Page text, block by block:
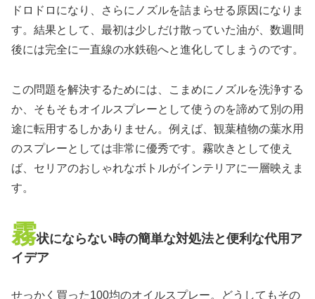
ドロドロになり、さらにノズルを詰まらせる原因になりま
す。結果として、最初は少しだけ散っていた油が、数週間
後には完全に一直線の水鉄砲へと進化してしまうのです。
この問題を解決するためには、こまめにノズルを洗浄する
か、そもそもオイルスプレーとして使うのを諦めて別の用
途に転用するしかありません。例えば、観葉植物の葉水用
のスプレーとしては非常に優秀です。霧吹きとして使え
ば、セリアのおしゃれなボトルがインテリアに一層映えま
す。
霧状にならない時の簡単な対処法と便利な代用ア
イデア
せっかく買った100均のオイルスプレー。どうしてもその